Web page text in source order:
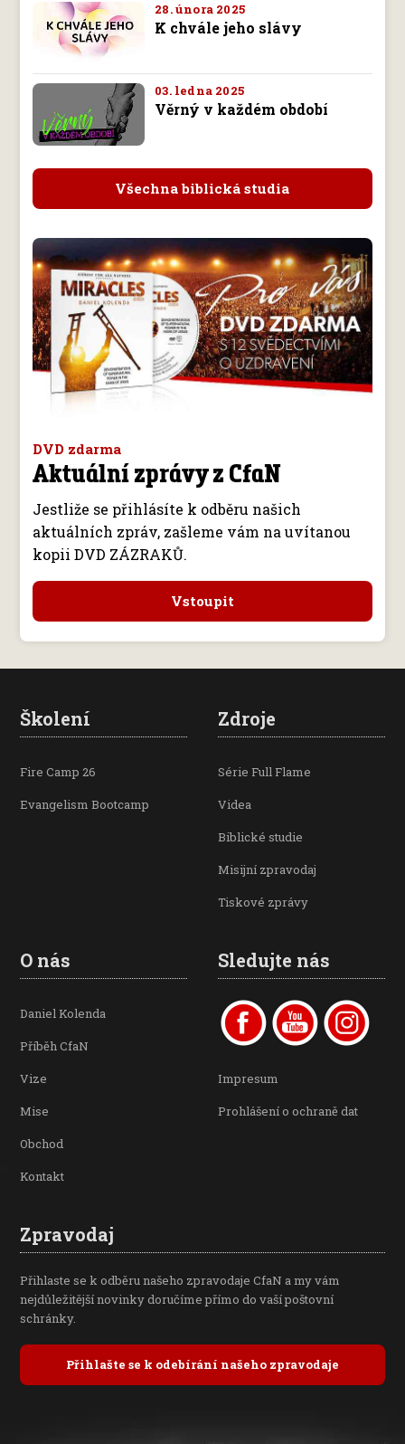
28. února 2025
K chvále jeho slávy
03. ledna 2025
Věrný v každém období
Všechna biblická studia
DVD zdarma
Aktuální zprávy z CfaN
Jestliže se přihlásíte k odběru našich
aktuálních zpráv, zašleme vám na uvítanou
kopii DVD ZÁZRAKŮ.
Vstoupit
Školení
Fire Camp 26
Evangelism Bootcamp
Zdroje
Série Full Flame
Videa
Biblické studie
Misijní zpravodaj
Tiskové zprávy
O nás
Daniel Kolenda
Příběh CfaN
Vize
Mise
Obchod
Kontakt
Sledujte nás
Impresum
Prohlášení o ochraně dat
Zpravodaj
Přihlaste se k odběru našeho zpravodaje CfaN a my vám
nejdůležitější novinky doručíme přímo do vaší poštovní
schránky.
Přihlašte se k odebírání našeho zpravodaje